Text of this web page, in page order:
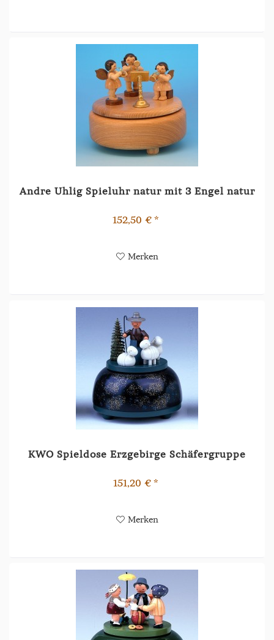
Andre Uhlig Spieluhr natur mit 3 Engel natur
152,50 € *
Merken
KWO Spieldose Erzgebirge Schäfergruppe
151,20 € *
Merken